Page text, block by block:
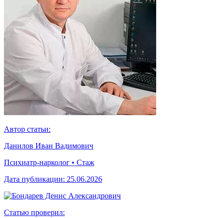
Автор статьи:
Данилов Иван Вадимович
Психиатр-нарколог • Стаж
Дата публикации: 25.06.2026
Статью проверил: